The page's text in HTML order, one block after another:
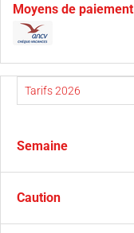
Moyens de paiement
Semaine
Caution